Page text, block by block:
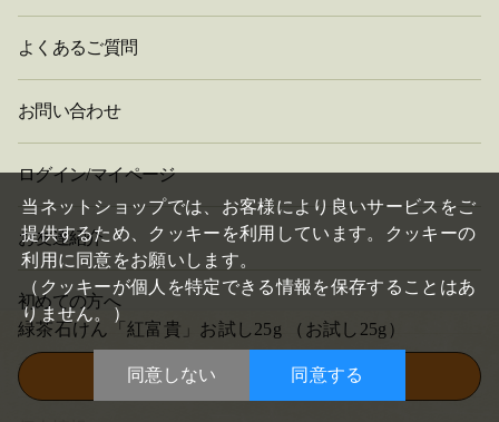
緑茶石けん「紅富貴」お試し25g （お試し25g）
この商品を買い物かごに入れる
よくあるご質問
お問い合わせ
ログイン/マイページ
お友達紹介
初めての方へ
会社概要
当ネットショップでは、お客様により良いサービスをご
提供するため、クッキーを利用しています。クッキーの
利用に同意をお願いします。
（クッキーが個人を特定できる情報を保存することはあ
りません。）
同意しない
閉
じ
る
同意する